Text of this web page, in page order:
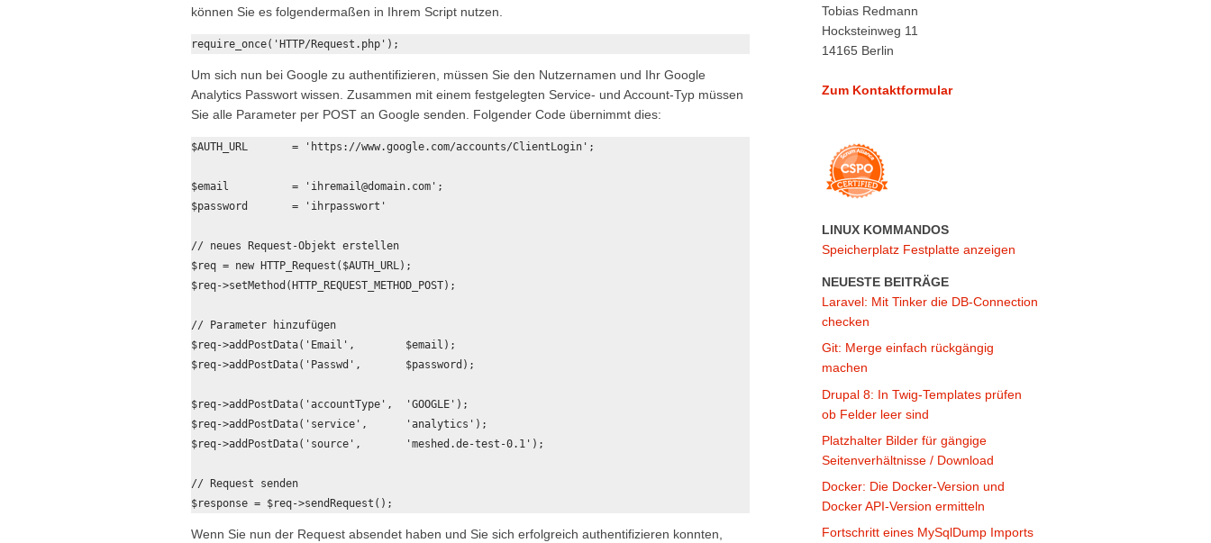
können Sie es folgendermaßen in Ihrem Script nutzen.
Um sich nun bei Google zu authentifizieren, müssen Sie den Nutzernamen und Ihr Google
Analytics Passwort wissen. Zusammen mit einem festgelegten Service- und Account-Typ müssen
Sie alle Parameter per POST an Google senden. Folgender Code übernimmt dies:
$AUTH_URL 	= 'https://www.google.com/accounts/ClientLogin';
$email 		= 'ihremail@domain.com';
$password 	= 'ihrpasswort'
// neues Request-Objekt erstellen
$req = new HTTP_Request($AUTH_URL);
$req->setMethod(HTTP_REQUEST_METHOD_POST);
// Parameter hinzufügen
$req->addPostData('Email',        $email);
$req->addPostData('Passwd',       $password);
$req->addPostData('accountType',  'GOOGLE');
$req->addPostData('service',      'analytics');
$req->addPostData('source',       'meshed.de-test-0.1');
// Request senden
Wenn Sie nun der Request absendet haben und Sie sich erfolgreich authentifizieren konnten,
Tobias Redmann
Hocksteinweg 11
14165 Berlin
Zum Kontaktformular
LINUX KOMMANDOS
Speicherplatz Festplatte anzeigen
NEUESTE BEITRÄGE
Laravel: Mit Tinker die DB-Connection
checken
Git: Merge einfach rückgängig
machen
Drupal 8: In Twig-Templates prüfen
ob Felder leer sind
Platzhalter Bilder für gängige
Seitenverhältnisse / Download
Docker: Die Docker-Version und
Docker API-Version ermitteln
Fortschritt eines MySqlDump Imports